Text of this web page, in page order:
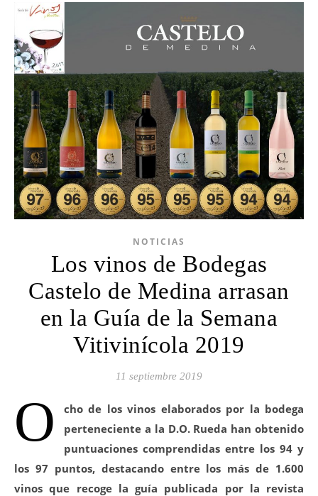
NOTICIAS
Los vinos de Bodegas
Castelo de Medina arrasan
en la Guía de la Semana
Vitivinícola 2019
11 septiembre 2019
O
cho de los vinos elaborados por la bodega
perteneciente a la D.O. Rueda han obtenido
puntuaciones comprendidas entre los 94 y
los 97 puntos, destacando entre los más de 1.600
vinos que recoge la guía publicada por la revista